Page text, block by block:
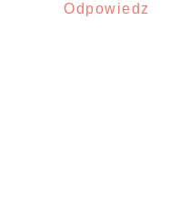
Odpowiedz